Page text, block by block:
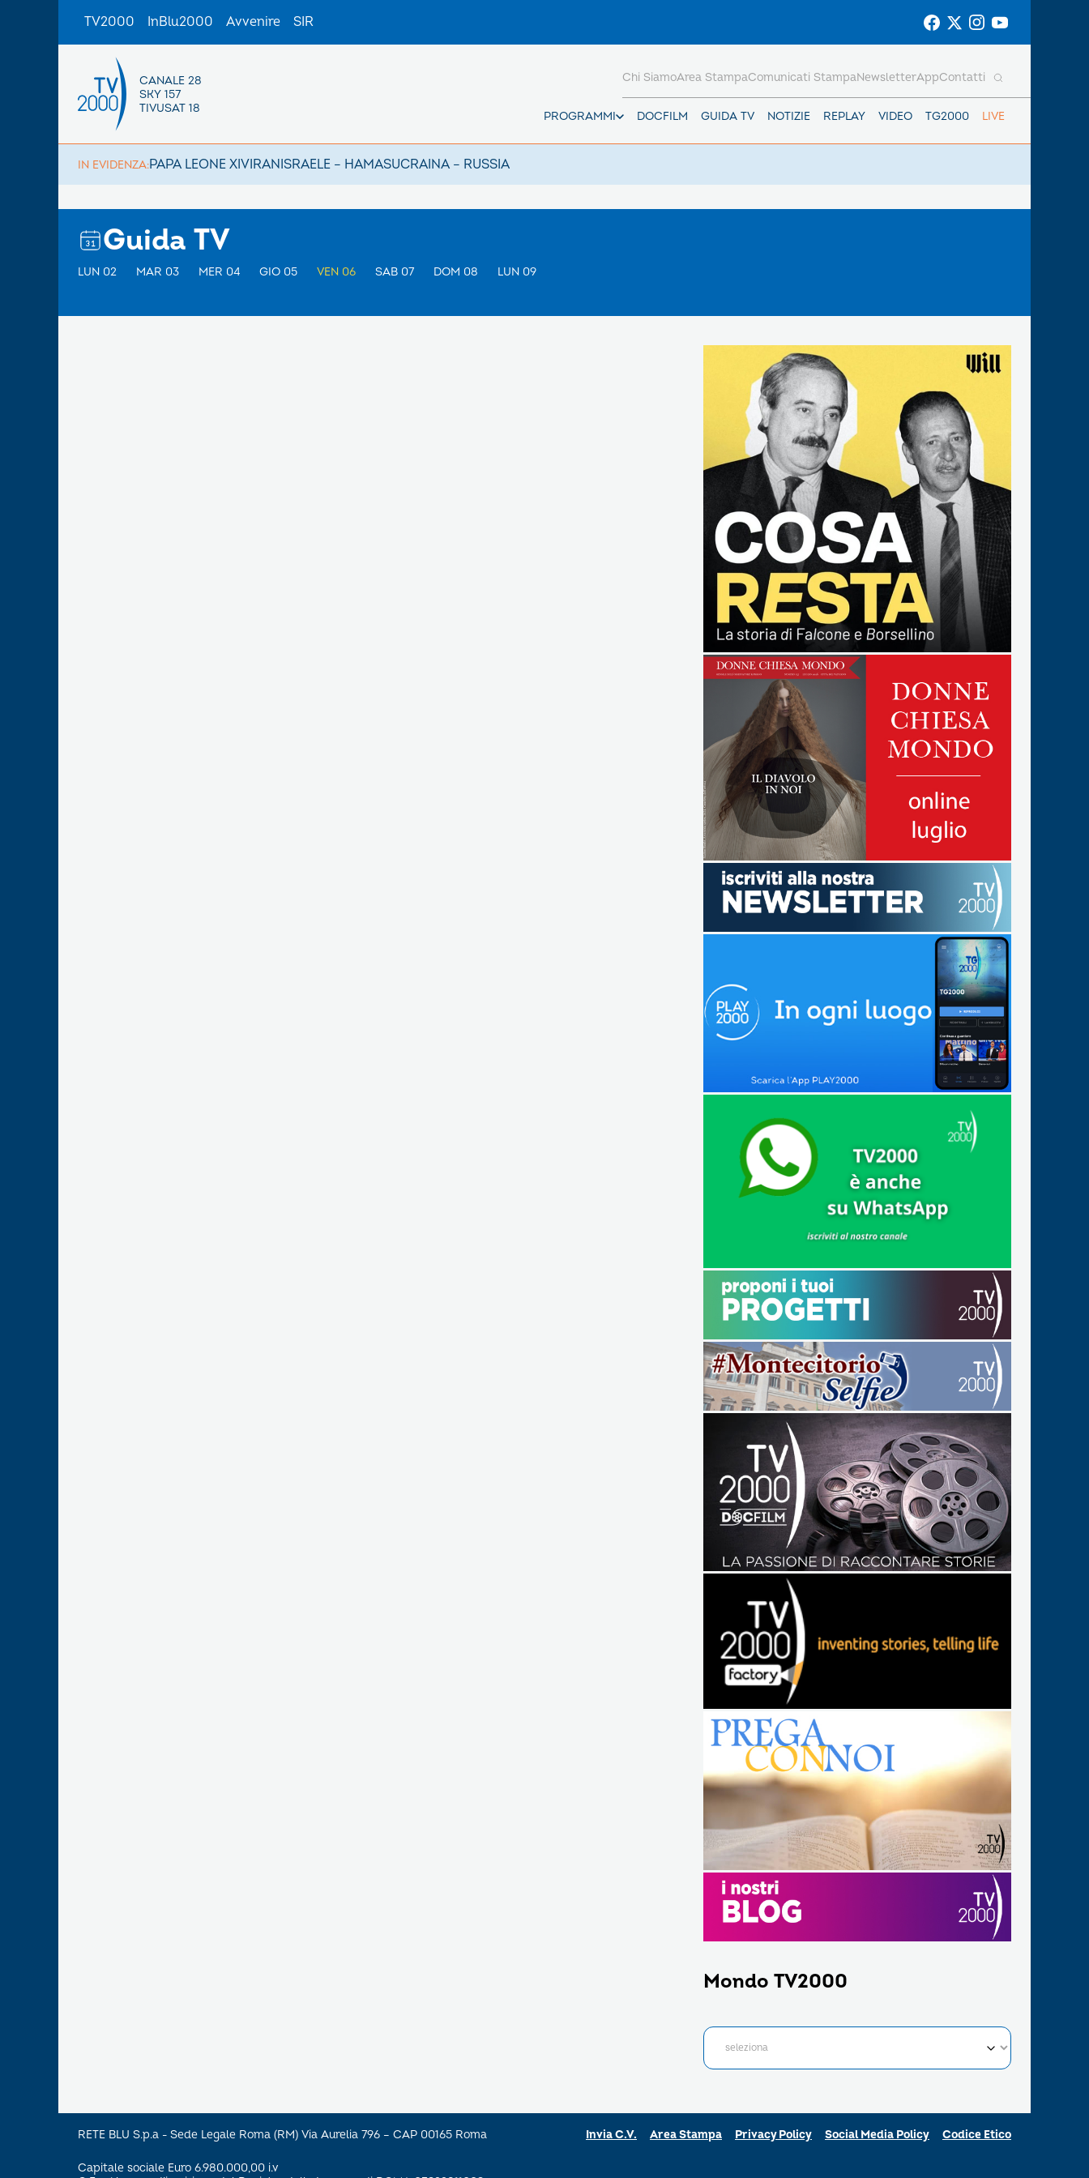
TV2000 InBlu2000 Avvenire SIR
CANALE 28
SKY 157
TIVUSAT 18
PROGRAMMI DOCFILM GUIDA TV NOTIZIE REPLAY VIDEO TG2000 LIVE
Chi SiamoArea StampaComunicati StampaNewsletterAppContatti
IN EVIDENZA:PAPA LEONE XIVIRANISRAELE – HAMASUCRAINA – RUSSIA
Guida TV
LUN 02 MAR 03 MER 04 GIO 05 VEN 06 SAB 07 DOM 08 LUN 09
Mondo TV2000
RETE BLU S.p.a - Sede Legale Roma (RM) Via Aurelia 796 – CAP 00165 Roma
Capitale sociale Euro 6.980.000,00 i.v
Invia C.V. Area Stampa Privacy Policy Social Media Policy Codice Etico